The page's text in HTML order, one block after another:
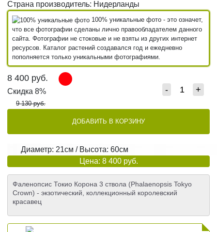
Страна производитель: Нидерланды
100% уникальные фото - это означет,
что все фотографии сделаны лично правообладателем данного
сайта. Фотографии не стоковые и не взяты из других интернет
ресурсов. Каталог растений создавался год и ежедневно
пополняется только уникальными фотографиями.
8 400 руб.
Скидка 8%
9 130 руб.
- +
ДОБАВИТЬ В КОРЗИНУ
Диаметр: 21см / Высота: 60см
Цена: 8 400 руб.
Фаленопсис Токио Корона 3 ствола (Phalaenopsis Tokyo
Crown) - экзотический, коллекционный королевcкий
красавец